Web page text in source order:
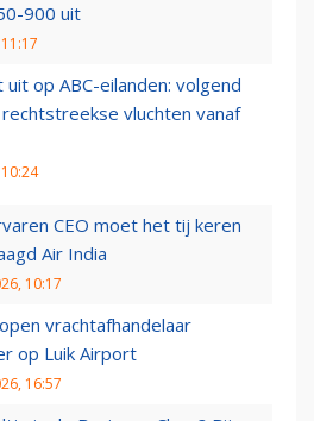
900 uit
op ABC-eilanden: volgend
vluchten vanaf
CEO moet het tij keren
Air India
10:17
vrachtafhandelaar
op Luik Airport
16:57